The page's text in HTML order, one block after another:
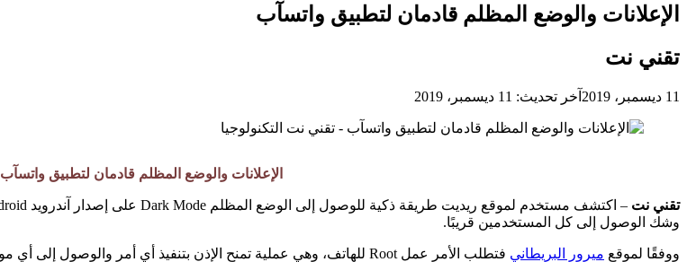
الإعلانات والوضع المظلم قادمان لتطبيق واتسآب
تقني نت
11 ديسمبر، 2019 آخر تحديث: 11 ديسمبر، 2019
الإعلانات والوضع المظلم قادمان لتطبيق واتسآب
تقني نت
وشك الوصول إلى كل المستخدمين قريبًا.
ووفقًا لموقع ميرور البريطاني فتطلب الأمر عمل Root للهاتف، وهي عملية تمنح الإذن بتنفيذ أي أمر والوصول إلى أي مورد على الجهاز، وهو أمر غير قانونى من الناحية الفنية.